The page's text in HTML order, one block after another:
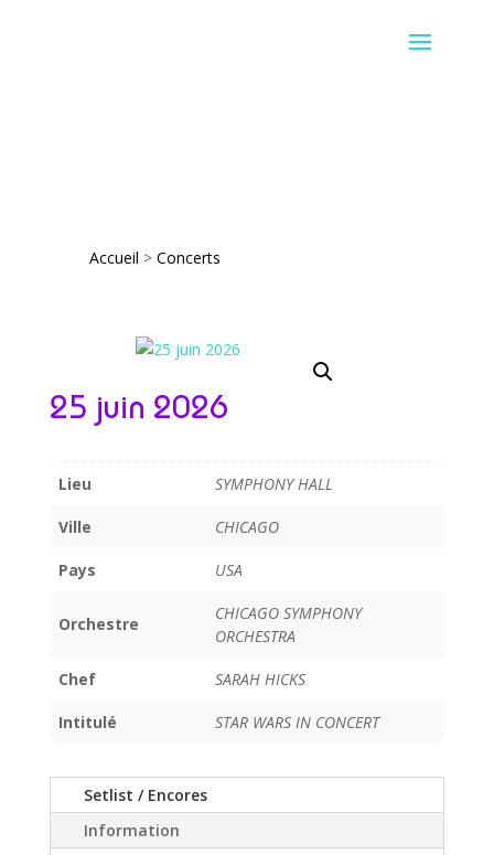
Accueil > Concerts
25 juin 2026
Lieu SYMPHONY HALL
Ville CHICAGO
Pays USA
Orchestre
CHICAGO SYMPHONY
ORCHESTRA
Chef SARAH HICKS
Intitulé STAR WARS IN CONCERT
Setlist / Encores
Information